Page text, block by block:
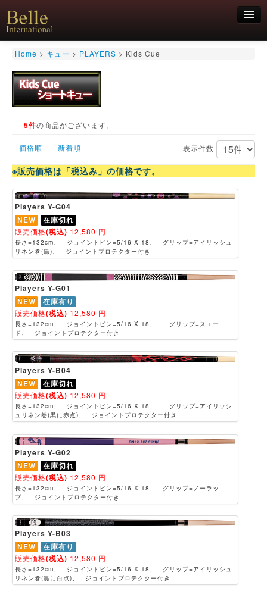
新規会員登録
ログイン
HOME
キュー
キュー用途別
キューケース
特価商品
お気軽にお問合せくださいませ！
Home > キュー > PLAYERS > Kids Cue
5件の商品がございます。
価格順 新着順 表示件数
※販売価格は「税込み」の価格です。
Players Y-G04
NEW
在庫切れ
販売価格(税込) 12,580 円
長さ=132cm、 ジョイントピン=5/16 X 18、 グリップ=アイリッシュ
リネン巻(黒)、 ジョイントプロテクター付き
Players Y-G01
NEW
在庫有り
販売価格(税込) 12,580 円
長さ=132cm、 ジョイントピン=5/16 X 18、 グリップ=スエー
ド、 ジョイントプロテクター付き
Players Y-B04
NEW
在庫切れ
販売価格(税込) 12,580 円
長さ=132cm、 ジョイントピン=5/16 X 18、 グリップ=アイリッシ
ュリネン巻(黒に赤点)、 ジョイントプロテクター付き
Players Y-G02
NEW
在庫切れ
販売価格(税込) 12,580 円
長さ=132cm、 ジョイントピン=5/16 X 18、 グリップ=ノーラッ
プ、 ジョイントプロテクター付き
Players Y-B03
NEW
在庫有り
販売価格(税込) 12,580 円
長さ=132cm、 ジョイントピン=5/16 X 18、 グリップ=アイリッシュ
リネン巻(黒に白点)、 ジョイントプロテクター付き